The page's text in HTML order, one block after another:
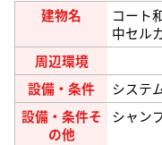
建物名
コート
中セル
周辺環境
設備・条件
システ
設備・条件そ
の他
シャン